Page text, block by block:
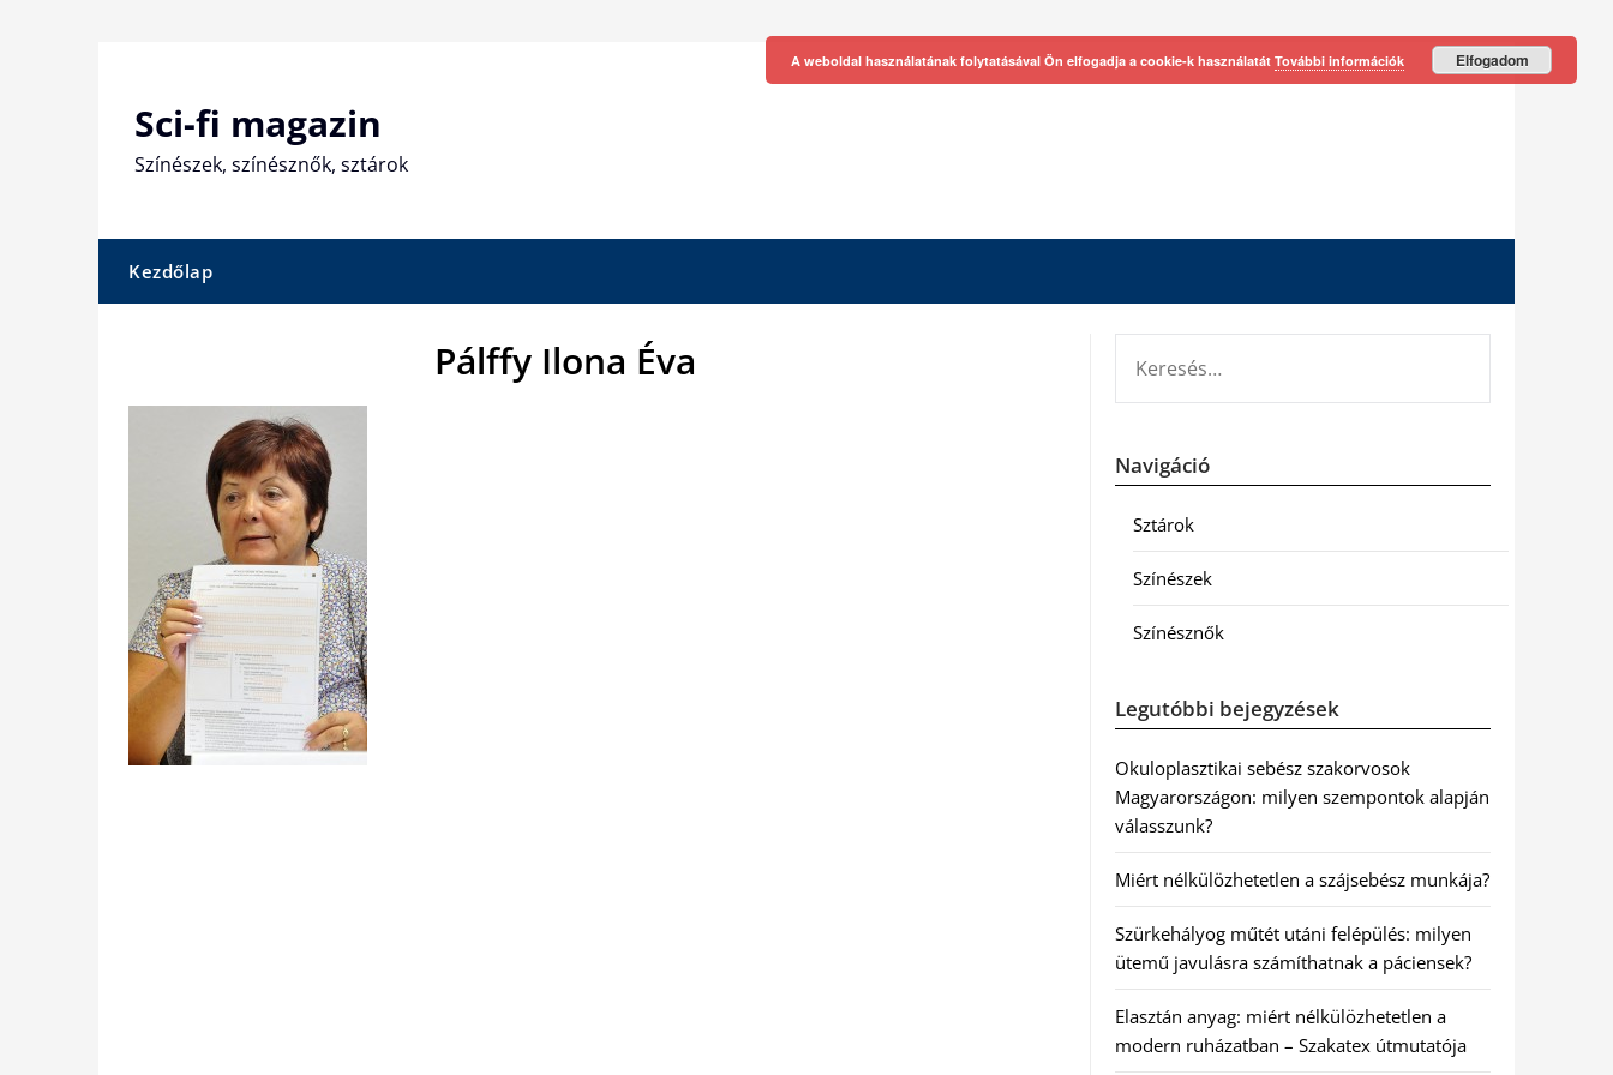
Sci-fi magazin
Színészek, színésznők, sztárok
Kezdőlap
Pálffy Ilona Éva
Navigáció
Sztárok
Színészek
Színésznők
Legutóbbi bejegyzések
Okuloplasztikai sebész szakorvosok
Magyarországon: milyen szempontok alapján
válasszunk?
Miért nélkülözhetetlen a szájsebész munkája?
Szürkehályog műtét utáni felépülés: milyen
ütemű javulásra számíthatnak a páciensek?
Elasztán anyag: miért nélkülözhetetlen a
modern ruházatban – Szakatex útmutatója
A weboldal használatának folytatásával Ön elfogadja a cookie-k használatát További információk Elfogadom